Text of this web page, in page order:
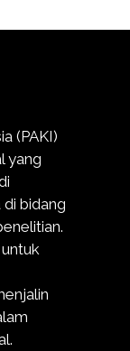
(PAKI)
yang
bidang